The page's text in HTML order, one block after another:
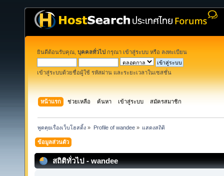
ยินดีต้อนรับคุณ, บุคคลทั่วไป กรุณา เข้าสู่ระบบ หรือ ลงทะเบียน
เข้าสู่ระบบด้วยชื่อผู้ใช้ รหัสผ่าน และระยะเวลาในเซสชั่น
หน้าแรก ช่วยเหลือ ค้นหา เข้าสู่ระบบ สมัครสมาชิก
พูดคุยเรื่องเว็บโฮสติ้ง » Profile of wandee» แสดงสถิติ
ข้อมูลส่วนตัว
สถิติทั่วไป - wandee